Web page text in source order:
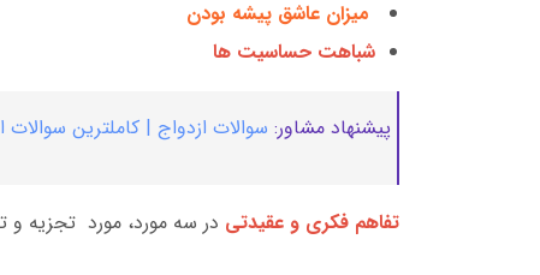
میزان عاشق پیشه بودن
شباهت حساسیت ها
پیشنهاد مشاور: سوالات ازدواج | کاملترین
تفاهم فکری و عقیدتی در سه مورد، مورد تجزیه و